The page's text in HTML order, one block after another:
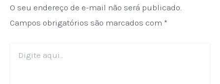
O seu endereço de e-mail não será publicado.
Campos obrigatórios são marcados com *
aqui...